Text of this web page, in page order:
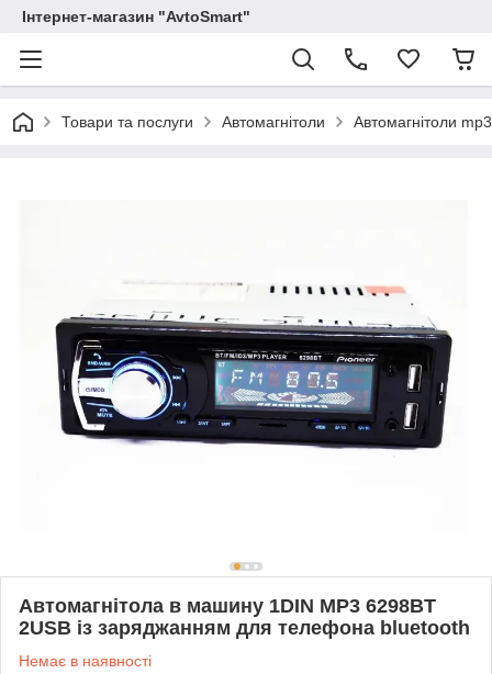
Інтернет-магазин "AvtoSmart"
Товари та послуги Автомагнітоли Автомагнітоли
Автомагнітола в машину 1DIN MP3 6298BT
2USB із заряджанням для телефона bluetooth
Немає в наявності